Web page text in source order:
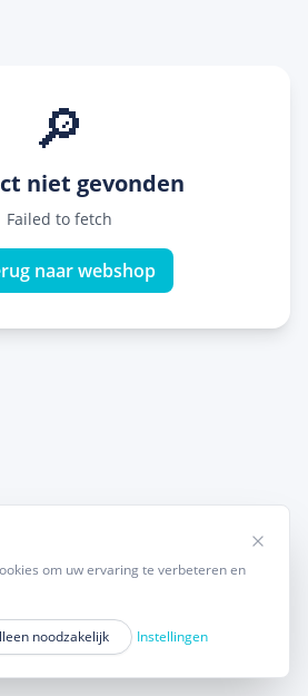
🔎
niet gevonden
Failed to fetch
naar webshop
om uw ervaring te verbeteren en
noodzakelijk Instellingen